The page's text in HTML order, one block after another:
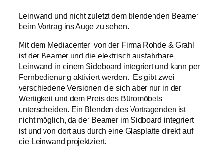
Leinwand und nicht zuletzt dem blendenden Beamer
beim Vortrag ins Auge zu sehen.
Mit dem Mediacenter von der Firma Rohde & Grahl
ist der Beamer und die elektrisch ausfahrbare
Leinwand in einem Sideboard integriert und kann per
Fernbedienung aktiviert werden. Es gibt zwei
verschiedene Versionen die sich aber nur in der
Wertigkeit und dem Preis des Büromöbels
unterscheiden. Ein Blenden des Vortragenden ist
nicht möglich, da der Beamer im Sidboard integriert
ist und von dort aus durch eine Glasplatte direkt auf
die Leinwand projektziert.